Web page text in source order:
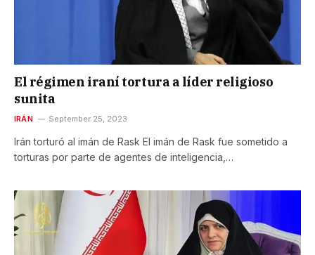
El régimen iraní tortura a líder religioso
sunita
IRÁN September 25, 2023
Irán torturó al imán de Rask El imán de Rask fue sometido a
torturas por parte de agentes de inteligencia,…